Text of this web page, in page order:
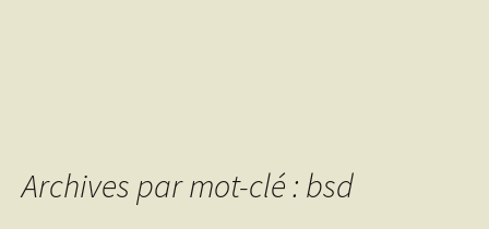
Archives par mot-clé : bsd